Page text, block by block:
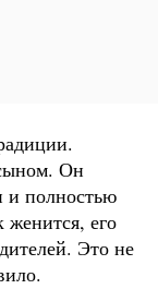
Он
и полностью
женится, его
Это не